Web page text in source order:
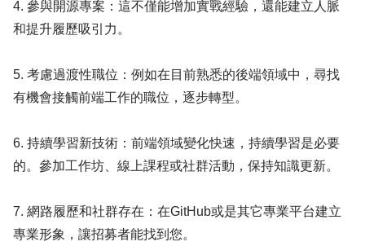
4. 參與開源專案：這不僅能增加實戰經驗，還能建立人脈
和提升履歷吸引力。
5. 考慮過渡性職位：例如在目前熟悉的後端領域中，尋找
有機會接觸前端工作的職位，逐步轉型。
6. 持續學習新技術：前端領域變化快速，持續學習是必要
的。參加工作坊、線上課程或社群活動，保持知識更新。
7. 網路履歷和社群存在：在GitHub或是其它專業平台建立
專業形象，讓招募者能找到您。